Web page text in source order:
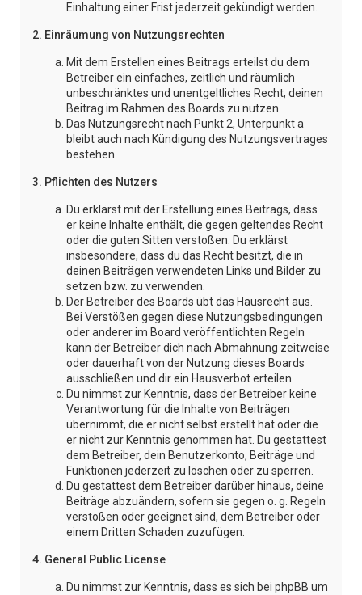
Einhaltung einer Frist jederzeit gekündigt werden.
2. Einräumung von Nutzungsrechten
Mit dem Erstellen eines Beitrags erteilst du dem
Betreiber ein einfaches, zeitlich und räumlich
unbeschränktes und unentgeltliches Recht, deinen
Beitrag im Rahmen des Boards zu nutzen.
Das Nutzungsrecht nach Punkt 2, Unterpunkt a
bleibt auch nach Kündigung des Nutzungsvertrages
bestehen.
3. Pflichten des Nutzers
Du erklärst mit der Erstellung eines Beitrags, dass
er keine Inhalte enthält, die gegen geltendes Recht
oder die guten Sitten verstoßen. Du erklärst
insbesondere, dass du das Recht besitzt, die in
deinen Beiträgen verwendeten Links und Bilder zu
setzen bzw. zu verwenden.
Der Betreiber des Boards übt das Hausrecht aus.
Bei Verstößen gegen diese Nutzungsbedingungen
oder anderer im Board veröffentlichten Regeln
kann der Betreiber dich nach Abmahnung zeitweise
oder dauerhaft von der Nutzung dieses Boards
ausschließen und dir ein Hausverbot erteilen.
Du nimmst zur Kenntnis, dass der Betreiber keine
Verantwortung für die Inhalte von Beiträgen
übernimmt, die er nicht selbst erstellt hat oder die
er nicht zur Kenntnis genommen hat. Du gestattest
dem Betreiber, dein Benutzerkonto, Beiträge und
Funktionen jederzeit zu löschen oder zu sperren.
Du gestattest dem Betreiber darüber hinaus, deine
Beiträge abzuändern, sofern sie gegen o. g. Regeln
verstoßen oder geeignet sind, dem Betreiber oder
einem Dritten Schaden zuzufügen.
4. General Public License
Du nimmst zur Kenntnis, dass es sich bei phpBB um